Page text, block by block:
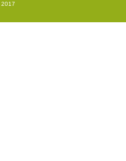
2017